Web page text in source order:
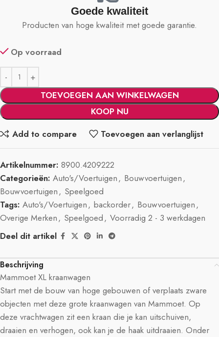
Goede kwaliteit
Producten van hoge kwaliteit met goede garantie.
Op voorraad
TOEVOEGEN AAN WINKELWAGEN
KOOP NU
Add to compare
Toevoegen aan verlanglijst
Artikelnummer: 8900.4209222
Categorieën: Auto's/Voertuigen, Bouwvoertuigen,
Bouwvoertuigen, Speelgoed
Tags: Auto's/Voertuigen, backorder, Bouwvoertuigen,
Overige Merken, Speelgoed, Voorradig 2 - 3 werkdagen
Deel dit artikel
Beschrijving
Mammoet XL kraanwagen
Start met de bouw van hoge gebouwen of verplaats zware
objecten met deze grote kraanwagen van Mammoet. Op
deze vrachtwagen zit een kraan die je kan uitschuiven,
draaien en verhogen, ook kan je de haak uitdraaien. Onder